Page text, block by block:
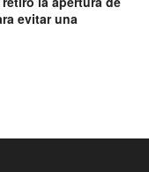
evitar una